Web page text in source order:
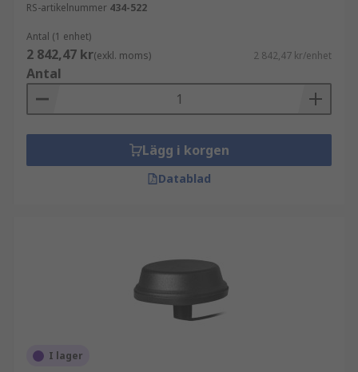
RS-artikelnummer 434-522
Antal (1 enhet)
2 842,47 kr(exkl. moms) 2 842,47 kr/enhet
Antal
Lägg i korgen
Datablad
I lager